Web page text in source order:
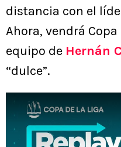
distancia con el
Ahora, vendrá
equipo de Hernán
“dulce”.